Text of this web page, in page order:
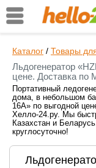
Каталог / Товары
Льдогенератор
цене. Доставка по
Портативный
дома, в небольшом
16A» по выгодной
Хелло-24.ру. Мы
Казахстан и
круглосуточно!